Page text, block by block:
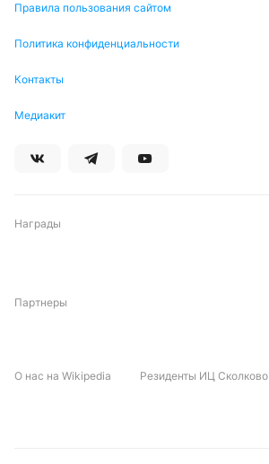
Правила пользования сайтом
Политика конфиденциальности
Контакты
Медиакит
Награды
Партнеры
О нас на Wikipedia Резиденты ИЦ Сколково